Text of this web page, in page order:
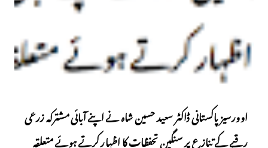
اوورسیز پاکستانی ڈاکٹر سعید حسین شاہ نے اپنے آبائی مشترکہ زرعی
رقبے کے تنازع پر سنگین تحفظات کا اظہار کرتے ہوئے متعلقہ